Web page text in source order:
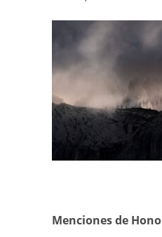
Menciones de